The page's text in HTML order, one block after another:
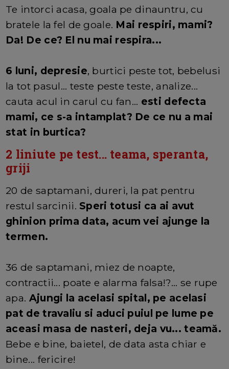
Te intorci acasa, goala pe dinauntru, cu
bratele la fel de goale. Mai respiri, mami?
Da! De ce? El nu mai respira...
6 luni, depresie, burtici peste tot, bebelusi
la tot pasul... teste peste teste, analize...
cauta acul in carul cu fan... esti defecta
mami, ce s-a intamplat? De ce nu a mai
stat in burtica?
2 liniute pe test... teama, speranta,
griji
20 de saptamani, dureri, la pat pentru
restul sarcinii. Speri totusi ca ai avut
ghinion prima data, acum vei ajunge la
termen.
36 de saptamani, miez de noapte,
contractii... poate e alarma falsa!?... se rupe
apa. Ajungi la acelasi spital, pe acelasi
pat de travaliu si aduci puiul pe lume pe
aceasi masa de nasteri, deja vu... teamă.
Bebe e bine, baietel, de data asta chiar e
bine... fericire!